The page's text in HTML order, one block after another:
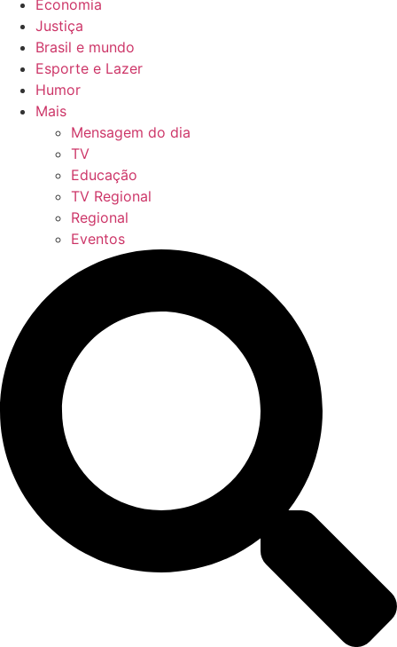
Economia
Justiça
Brasil e mundo
Esporte e Lazer
Humor
Mais
Mensagem do dia
TV
Educação
TV Regional
Regional
Eventos